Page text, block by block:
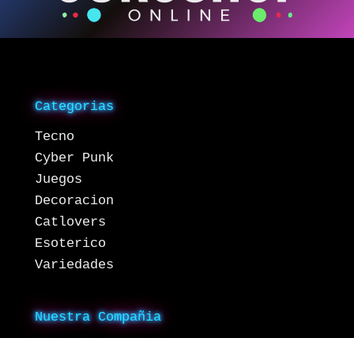
Categorias
Tecno
Cyber Punk
Juegos
Decoracion
Catlovers
Esoterico
Variedades
Nuestra Compañia